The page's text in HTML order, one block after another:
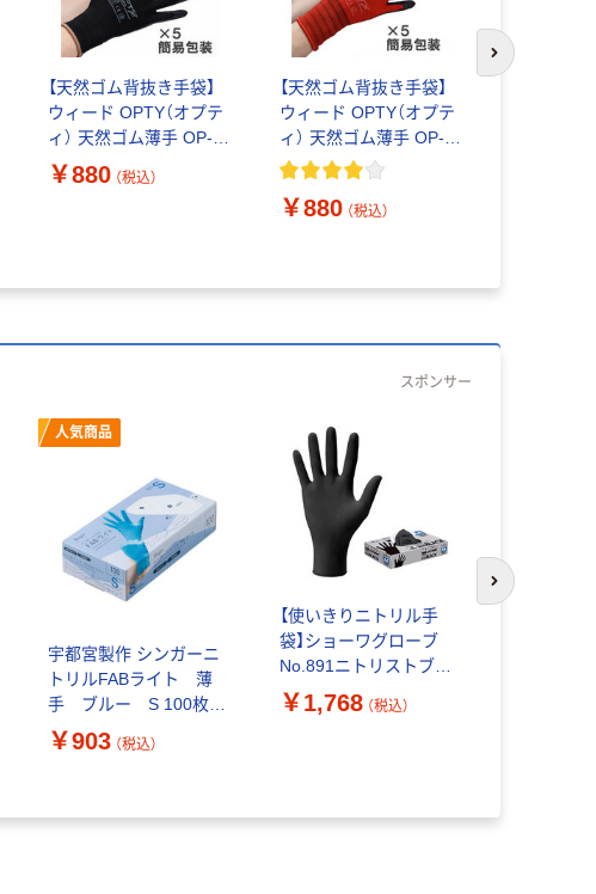
【天然ゴム背抜き手袋】
ウィード OPTY（オプテ
ィ） 天然ゴム薄手 OP-
280B ブラック S 1袋（5
双入）
￥880 （税込）
【天然ゴム背抜き手袋】
ウィード OPTY（オプテ
ィ） 天然ゴム薄手 OP-
280R レッド M 1袋（5双
￥880 （税込）
次のスライド
スポンサー
人気商品
宇都宮製作 シンガーニ
トリルFABライト 薄
手 ブルー S 100枚
入 1箱
￥903 （税込）
【使いきりニトリル手
袋】ショーワグローブ
No.891ニトリストブラ
ック100枚 M 891ーM 1
箱（100枚入）
￥1,768 （税込）
次のスライド